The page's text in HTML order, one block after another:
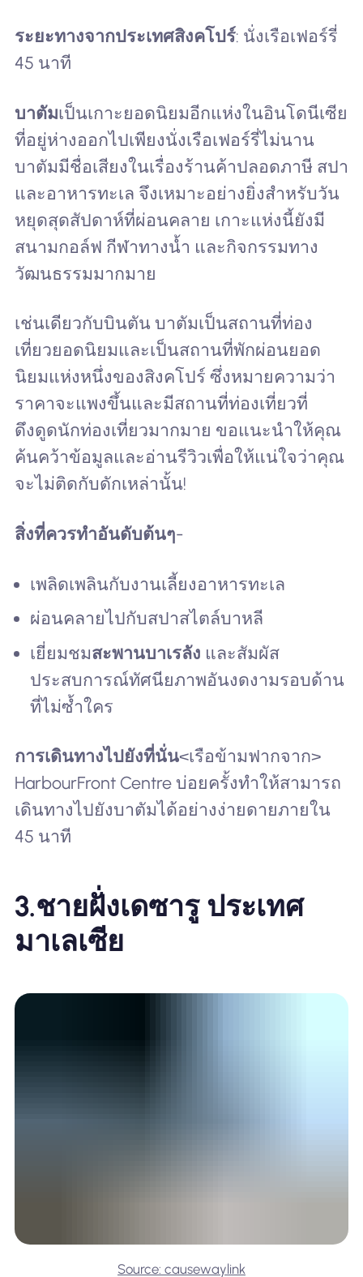
ระยะทางจากประเทศสิงคโปร์: นั่งเรือเฟอร์รี่
45 นาที
บาตัมเป็นเกาะยอดนิยมอีกแห่งในอินโดนีเซีย
ที่อยู่ห่างออกไปเพียงนั่งเรือเฟอร์รี่ไม่นาน
บาตัมมีชื่อเสียงในเรื่องร้านค้าปลอดภาษี สปา
และอาหารทะเล จึงเหมาะอย่างยิ่งสำหรับวัน
หยุดสุดสัปดาห์ที่ผ่อนคลาย เกาะแห่งนี้ยังมี
สนามกอล์ฟ กีฬาทางน้ำ และกิจกรรมทาง
วัฒนธรรมมากมาย
เช่นเดียวกับบินตัน บาตัมเป็นสถานที่ท่อง
เที่ยวยอดนิยมและเป็นสถานที่พักผ่อนยอด
นิยมแห่งหนึ่งของสิงคโปร์ ซึ่งหมายความว่า
ราคาจะแพงขึ้นและมีสถานที่ท่องเที่ยวที่
ดึงดูดนักท่องเที่ยวมากมาย ขอแนะนำให้คุณ
ค้นคว้าข้อมูลและอ่านรีวิวเพื่อให้แน่ใจว่าคุณ
จะไม่ติดกับดักเหล่านั้น!
สิ่งที่ควรทำอันดับต้นๆ-
เพลิดเพลินกับงานเลี้ยงอาหารทะเล
ผ่อนคลายไปกับสปาสไตล์บาหลี
เยี่ยมชมสะพานบาเรลัง และสัมผัส
ประสบการณ์ทัศนียภาพอันงดงามรอบด้าน
ที่ไม่ซ้ำใคร
การเดินทางไปยังที่นั่น<เรือข้ามฟากจาก>
HarbourFront Centre บ่อยครั้งทำให้สามารถ
เดินทางไปยังบาตัมได้อย่างง่ายดายภายใน
45 นาที
3.ชายฝั่งเดซารู ประเทศ
มาเลเซีย
Source: causewaylink